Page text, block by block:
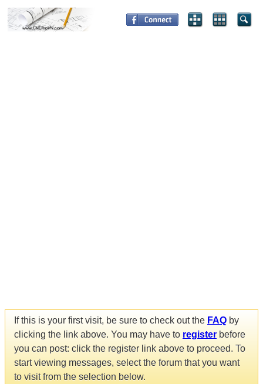
If this is your first visit, be sure to check out the FAQ by
clicking the link above. You may have to register before
you can post: click the register link above to proceed. To
start viewing messages, select the forum that you want
to visit from the selection below.